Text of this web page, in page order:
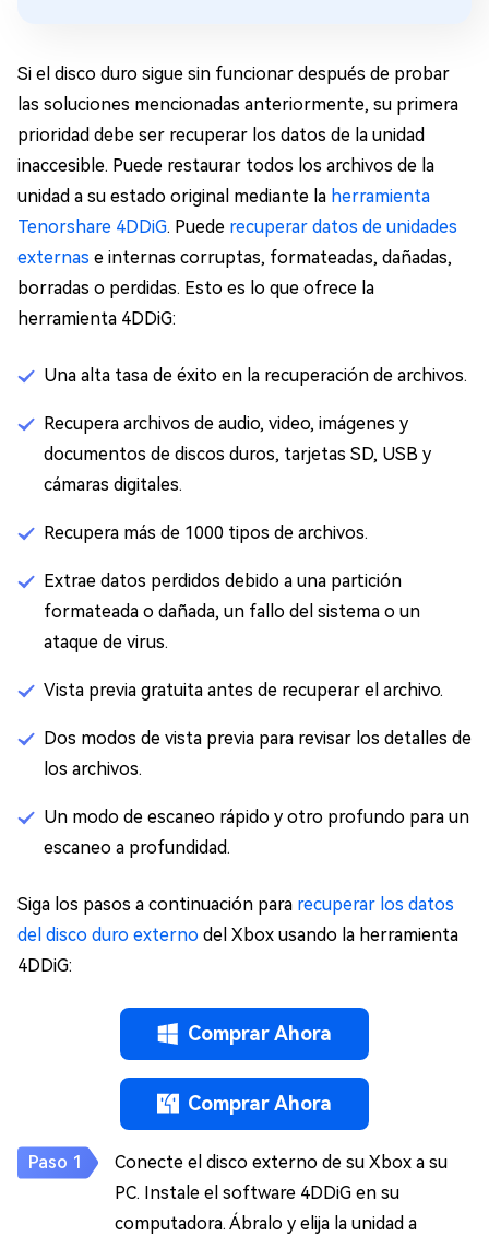
Si el disco duro sigue sin funcionar después de probar
las soluciones mencionadas anteriormente, su primera
prioridad debe ser recuperar los datos de la unidad
inaccesible. Puede restaurar todos los archivos de la
unidad a su estado original mediante la herramienta
Tenorshare 4DDiG. Puede recuperar datos de unidades
externas e internas corruptas, formateadas, dañadas,
borradas o perdidas. Esto es lo que ofrece la
herramienta 4DDiG:
Una alta tasa de éxito en la recuperación de archivos.
Recupera archivos de audio, video, imágenes y
documentos de discos duros, tarjetas SD, USB y
cámaras digitales.
Recupera más de 1000 tipos de archivos.
Extrae datos perdidos debido a una partición
formateada o dañada, un fallo del sistema o un
ataque de virus.
Vista previa gratuita antes de recuperar el archivo.
Dos modos de vista previa para revisar los detalles de
los archivos.
Un modo de escaneo rápido y otro profundo para un
escaneo a profundidad.
Siga los pasos a continuación para recuperar los datos
del disco duro externo del Xbox usando la herramienta
4DDiG:
Comprar Ahora
Comprar Ahora
Conecte el disco externo de su Xbox a su
PC. Instale el software 4DDiG en su
computadora. Ábralo y elija la unidad a